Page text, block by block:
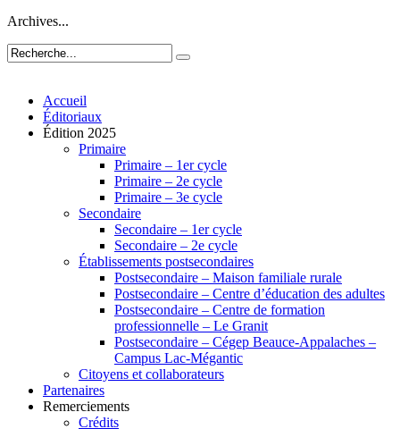
Archives...
Accueil
Éditoriaux
Édition 2025
Primaire
Primaire – 1er cycle
Primaire – 2e cycle
Primaire – 3e cycle
Secondaire
Secondaire – 1er cycle
Secondaire – 2e cycle
Établissements postsecondaires
Postsecondaire – Maison familiale rurale
Postsecondaire – Centre d’éducation des adultes
Postsecondaire – Centre de formation
professionnelle – Le Granit
Postsecondaire – Cégep Beauce-Appalaches –
Campus Lac-Mégantic
Citoyens et collaborateurs
Partenaires
Remerciements
Crédits